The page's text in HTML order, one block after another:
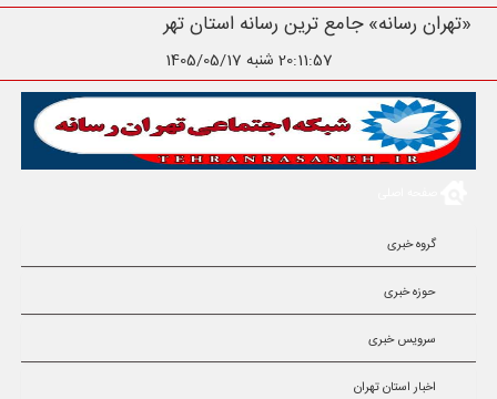
«تهران رسانه» جامع ترین رسانه استان ته
20:11:58 شنبه 1405/05/17
گروه خبری
حوزه خبری
سرویس خبری
اخبار استان تهران